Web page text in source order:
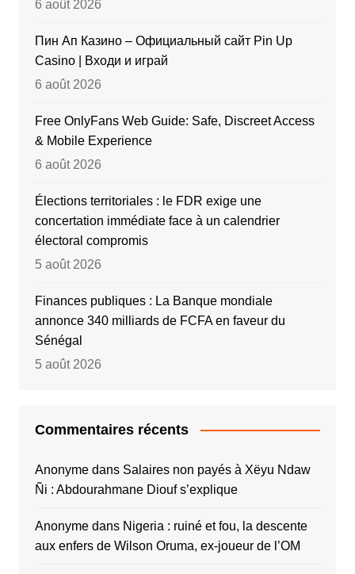
6 août 2026
Пин Ап Казино – Официальный сайт Pin Up
Casino | Входи и играй
6 août 2026
Free OnlyFans Web Guide: Safe, Discreet Access
& Mobile Experience
6 août 2026
Élections territoriales : le FDR exige une
concertation immédiate face à un calendrier
électoral compromis
5 août 2026
Finances publiques : La Banque mondiale
annonce 340 milliards de FCFA en faveur du
Sénégal
5 août 2026
Commentaires récents
Anonymedans Salaires non payés à Xëyu Ndaw
Ñi : Abdourahmane Diouf s’explique
Anonymedans Nigeria : ruiné et fou, la descente
aux enfers de Wilson Oruma, ex-joueur de l’OM